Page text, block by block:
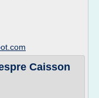
Caisson